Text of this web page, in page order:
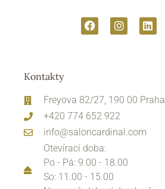
Kontakty
Freyova 82/27, 190 00 Praha
+420 774 652 922
info@saloncardinal.com
Otevírací doba:
Po - Pá: 9.00 - 18.00
So: 11.00 - 15.00